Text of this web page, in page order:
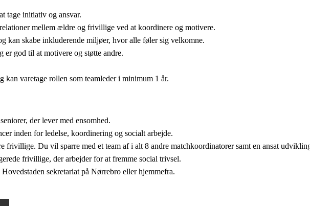
tage initiativ og ansvar.
mellem ældre og frivillige ved at koordinere og motivere.
kan skabe inkluderende miljøer, hvor alle føler sig velkomne.
god til at motivere og støtte andre.
varetage rollen som teamleder i minimum 1 år.
der lever med ensomhed.
inden for ledelse, koordinering og socialt arbejde.
frivillige. Du vil sparre med et team af i alt 8 andre matchkoordinatorer samt en ansat
frivillige, der arbejder for at fremme social trivsel.
sekretariat på Nørrebro eller hjemmefra.